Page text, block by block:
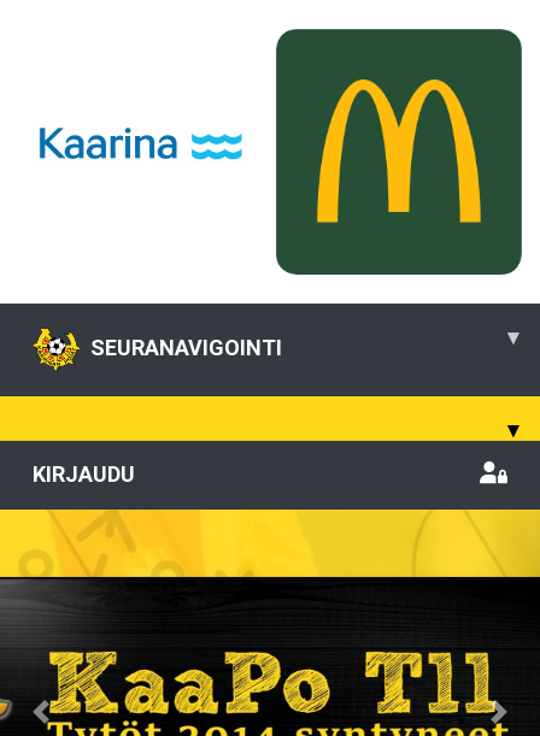
SEURANAVIGOINTI ▾
▾
KIRJAUDU
Previous